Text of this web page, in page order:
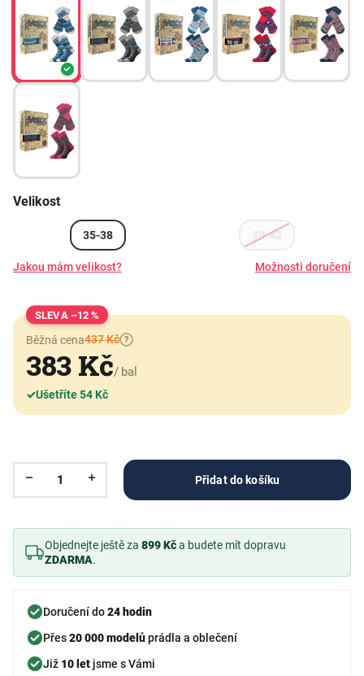
Velikost
35-38 39-42
Jakou mám velikost? Možnosti doručení
–12 %
Běžná cena437 Kč ?
383 Kč/ bal
✓Ušetříte 54 Kč
Přidat do košíku
Objednejte ještě za 899 Kča budete mít dopravu
ZDARMA.
Doručení do24 hodin
Přes20 000 modelůprádla a oblečení
Již 10 let jsme s Vámi